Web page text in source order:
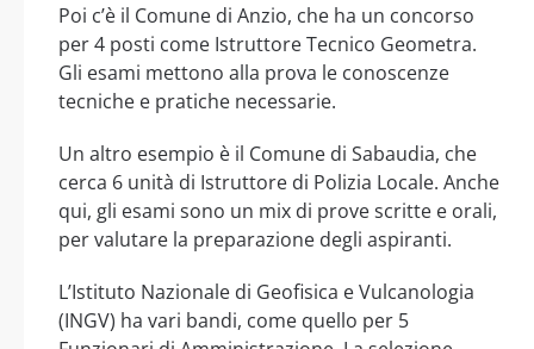
Poi c’è il Comune di Anzio, che ha un concorso
per 4 posti come Istruttore Tecnico Geometra.
Gli esami mettono alla prova le conoscenze
tecniche e pratiche necessarie.
Un altro esempio è il Comune di Sabaudia, che
cerca 6 unità di Istruttore di Polizia Locale. Anche
qui, gli esami sono un mix di prove scritte e orali,
per valutare la preparazione degli aspiranti.
L’Istituto Nazionale di Geofisica e Vulcanologia
(INGV) ha vari bandi, come quello per 5